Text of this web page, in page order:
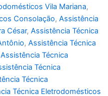
Vila Mariana,
Consolação, Assistência
César, Assistência Técnica
, Assistência Técnica
Assistência Técnica
Técnica
Técnica
Técnica Eletrodomésticos